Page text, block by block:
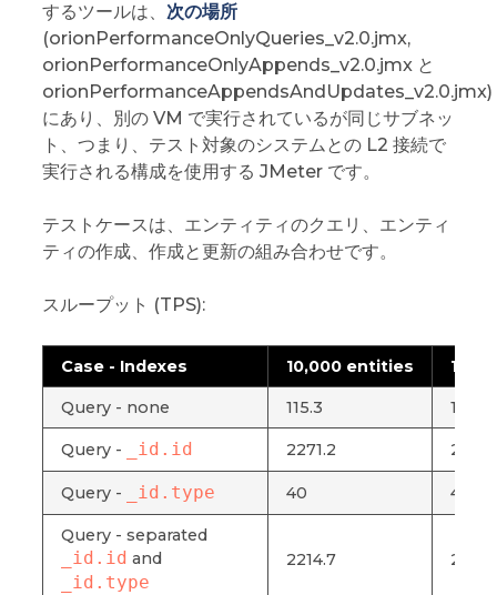
するツールは、 次の場所
(orionPerformanceOnlyQueries_v2.0.jmx,
orionPerformanceOnlyAppends_v2.0.jmx と
orionPerformanceAppendsAndUpdates_v2.0.jmx)
にあり、別の VM で実行されているが同じサブネッ
ト、つまり、テスト対象のシステムとの L2 接続で
実行される構成を使用する JMeter です。
テストケースは、エンティティのクエリ、エンティ
ティの作成、作成と更新の組み合わせです。
スループット (TPS):
Case - Indexes 10,000 entities
Query - none 115.3 12.2
Query - _id.id 2271.2
Query - _id.type 40 4.6
Query - separated
_id.id and
_id.type
2214.7